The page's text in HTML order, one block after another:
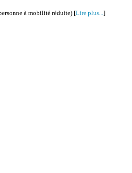
à mobilité réduite) [Lire plus... ]